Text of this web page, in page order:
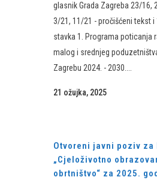
glasnik Grada Zagreba 23/16,
3/21, 11/21 - pročišćeni tekst i
stavka 1. Programa poticanja
malog i srednjeg
Zagrebu 2024. - 2030....
21 ožujka, 2025
Otvoreni javni poziv za
„Cjeloživotno
obrtništvo“ za 2025.